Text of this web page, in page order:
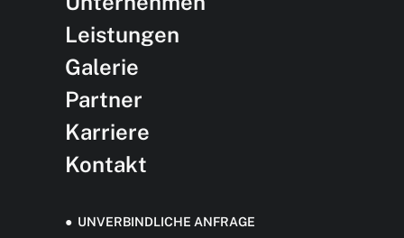
Leistungen
Galerie
Partner
Karriere
Kontakt
● UNVERBINDLICHE ANFRAGE